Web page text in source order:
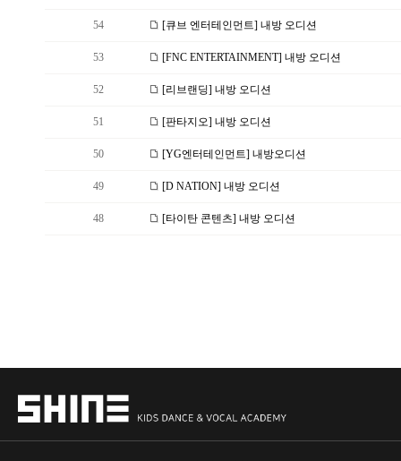
54 [큐브 엔터테인먼트] 내방 오디션
53 [FNC ENTERTAINMENT] 내방 오디션
52 [리브랜딩] 내방 오디션
51 [판타지오] 내방 오디션
50 [YG엔터테인먼트] 내방오디션
49 [D NATION] 내방 오디션
48 [타이탄 콘텐츠] 내방 오디션